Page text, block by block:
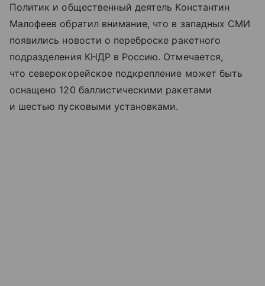
Политик и общественный деятель Константин
Малофеев обратил внимание, что в западных СМИ
появились новости о переброске ракетного
подразделения КНДР в Россию. Отмечается,
что северокорейское подкрепление может быть
оснащено 120 баллистическими ракетами
и шестью пусковыми установками.